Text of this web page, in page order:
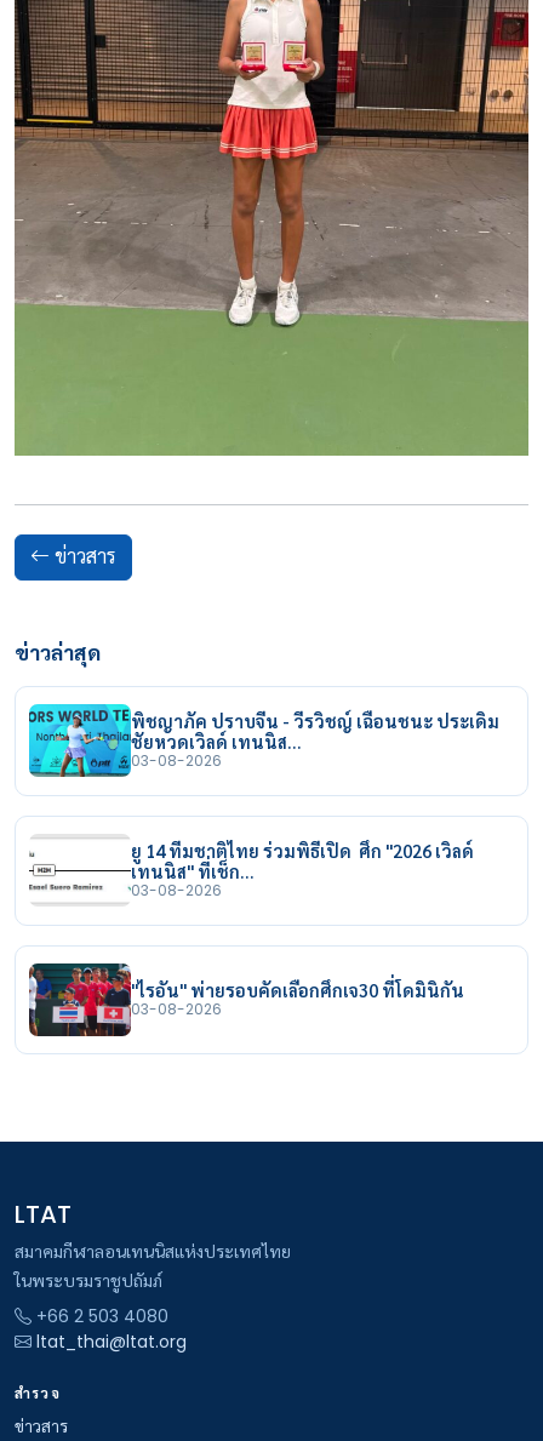
ข่าวสาร
ข่าวล่าสุด
พิชญาภัค ปราบจีน - วีรวิชญ์ เฉือนชนะ ประเดิม
ชัยหวดเวิลด์ เทนนิส…
03-08-2026
ยู 14 ทีมชาติไทย ร่วมพิธีเปิด ศึก "2026 เวิลด์
เทนนิส" ที่เช็ก…
03-08-2026
"ไรอัน" พ่ายรอบคัดเลือกศึกเจ30 ที่โดมินิกัน
03-08-2026
LTAT
สมาคมกีฬาลอนเทนนิสแห่งประเทศไทย
ในพระบรมราชูปถัมภ์
+66 2 503 4080
ltat_thai@ltat.org
สำรวจ
ข่าวสาร